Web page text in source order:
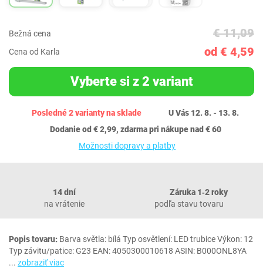
Bežná cena € 11,09
Cena od Karla od € 4,59
Vyberte si z 2 variant
Posledné 2 varianty na sklade
U Vás 12. 8. - 13. 8.
Dodanie od € 2,99, zdarma pri nákupe nad € 60
Možnosti dopravy a platby
14 dní
na vrátenie
Záruka 1‐2 roky
podľa stavu tovaru
Popis tovaru: Barva světla: bílá Typ osvětlení: LED trubice Výkon: 12
Typ závitu/patice: G23 EAN: 4050300010618 ASIN: B000ONL8YA
... zobraziť viac